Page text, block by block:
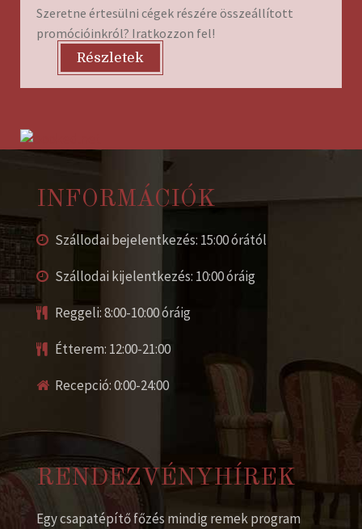
Szeretne értesülni cégek részére összeállított
promócióinkról? Iratkozzon fel!
Részletek
INFORMÁCIÓK
Szállodai bejelentkezés: 15:00 órától
Szállodai kijelentkezés: 10:00 óráig
Reggeli: 8:00-10:00 óráig
Étterem: 12:00-21:00
Recepció: 0:00-24:00
RENDEZVÉNYHÍREK
Egy csapatépítő főzés mindig remek program